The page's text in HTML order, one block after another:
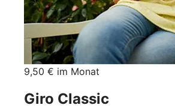
9,50 € im Monat
Giro Classic